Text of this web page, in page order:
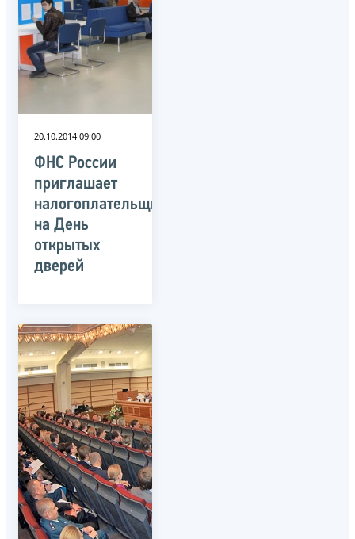
20.10.2014 09:00
ФНС России
приглашает
налогоплательщиков
на День
открытых
дверей